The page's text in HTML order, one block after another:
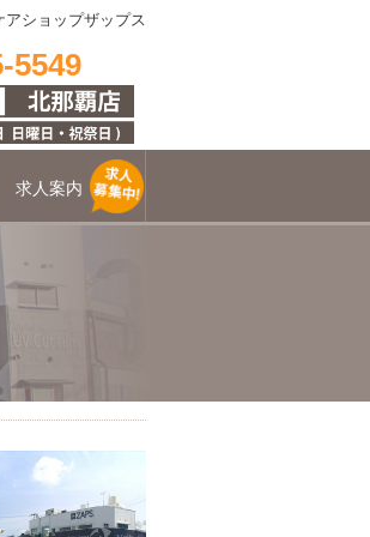
アショップザップス
5549
求人案内